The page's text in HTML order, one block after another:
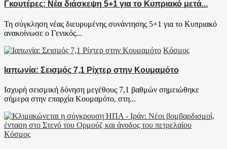
Γκουτέρες: Νέα διάσκεψη 5+1 για το Κυπριακό μετά...
Τη σύγκληση νέας διευρυμένης συνάντησης 5+1 για το Κυπριακό
ανακοίνωσε ο Γενικός...
Κόσμος
Ιαπωνία: Σεισμός 7,1 Ρίχτερ στην Κουμαμότο
Ισχυρή σεισμική δόνηση μεγέθους 7,1 βαθμών σημειώθηκε
σήμερα στην επαρχία Κουμαμότο, στη...
Κόσμος